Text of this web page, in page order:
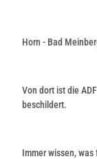
Horn - Bad
Von dort ist die
beschildert.
Immer wissen,